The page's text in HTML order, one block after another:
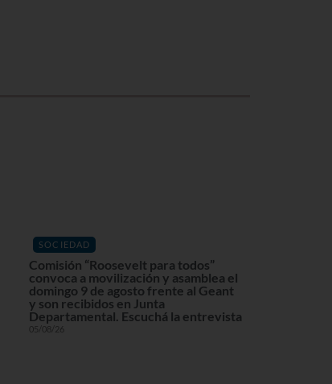
SOCIEDAD
Comisión “Roosevelt para todos”
convoca a movilización y asamblea el
domingo 9 de agosto frente al Geant
y son recibidos en Junta
Departamental. Escuchá la entrevista
05/08/26